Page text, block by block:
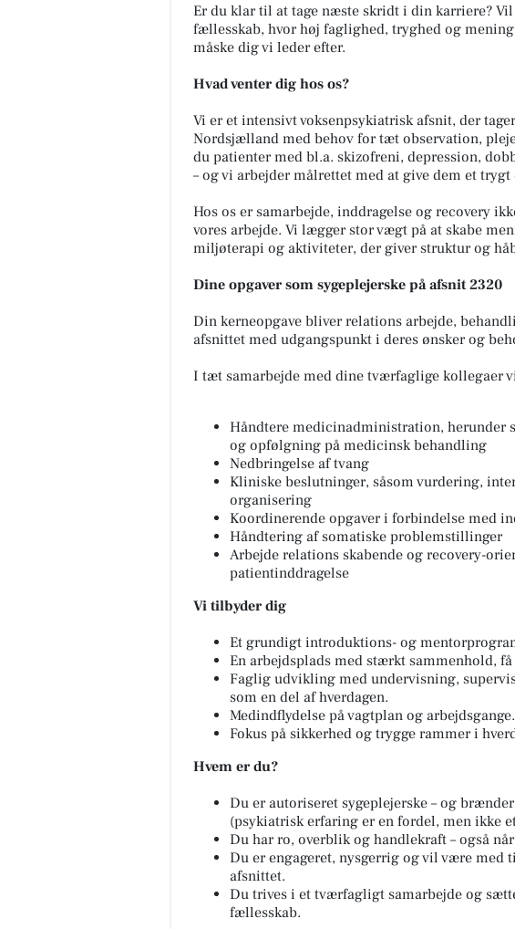
Er du klar til at tage næste skridt i din karriere?
fællesskab, hvor høj faglighed, tryghed og mening
måske dig vi leder efter.
Hvad venter dig hos os?
Vi er et intensivt voksenpsykiatrisk afsnit, der
Nordsjælland med behov for tæt observation,
du patienter med bl.a. skizofreni, depression,
– og vi arbejder målrettet med at give dem et
Hos os er samarbejde, inddragelse og recovery
vores arbejde. Vi lægger stor vægt på at skabe
miljøterapi og aktiviteter, der giver struktur og
Dine opgaver som sygeplejerske på afsnit 2320
Din kerneopgave bliver relations arbejde,
afsnittet med udgangspunkt i deres ønsker og
I tæt samarbejde med dine tværfaglige kollegaer
Håndtere medicinadministration, herunder
og opfølgning på medicinsk behandling
Nedbringelse af tvang
Kliniske beslutninger, såsom vurdering,
organisering
Koordinerende opgaver i forbindelse med
Håndtering af somatiske problemstillinger
Arbejde relations skabende og recovery-
patientinddragelse
Vi tilbyder dig
Et grundigt introduktions- og
En arbejdsplads med stærkt sammenhold,
Faglig udvikling med undervisning,
som en del af hverdagen.
Medindflydelse på vagtplan og arbejdsgange.
Fokus på sikkerhed og trygge rammer i
Hvem er du?
Du er autoriseret sygeplejerske – og
(psykiatrisk erfaring er en fordel, men ikke
Du har ro, overblik og handlekraft – også
Du er engageret, nysgerrig og vil være med
afsnittet.
Du trives i et tværfagligt samarbejde og
fællesskab.